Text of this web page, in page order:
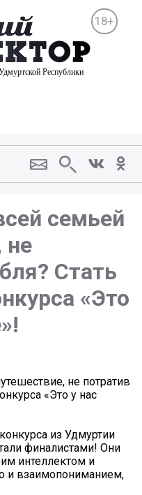
18+
семьей
не
Стать
«Это
не потратив
«Это у нас
из Удмуртии
финалистами! Они
интеллектом и
и взаимопониманием,